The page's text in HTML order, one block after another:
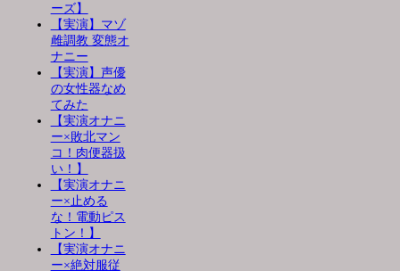
ーズ】
【実演】マゾ
雌調教 変態オ
ナニー
【実演】声優
の女性器なめ
てみた
【実演オナニ
ー×敗北マン
コ！肉便器扱
い！】
【実演オナニ
ー×止める
な！電動ピス
トン！】
【実演オナニ
ー×絶対服従